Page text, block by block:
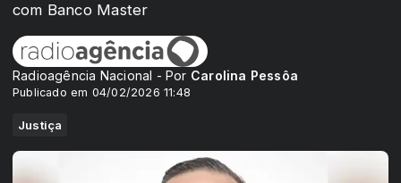
com Banco Master
Radioagência Nacional - Por Carolina Pessôa
Publicado em 04/02/2026 11:48
Justiça